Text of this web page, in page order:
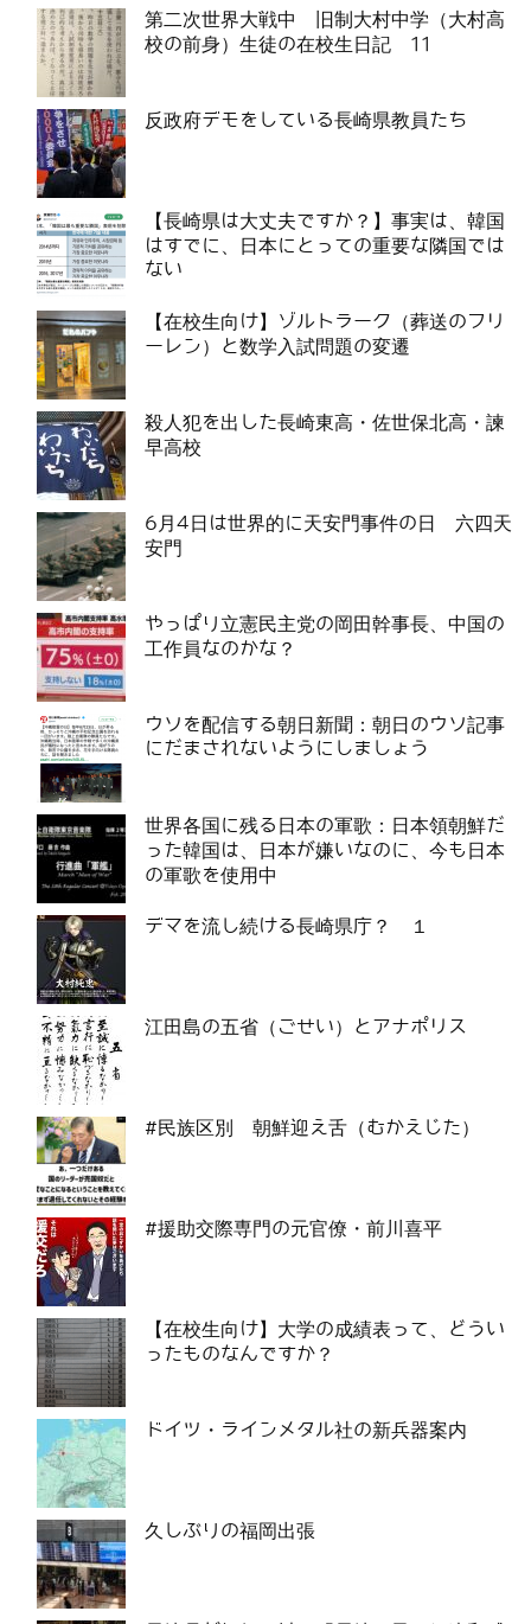
第二次世界大戦中 旧制大村中学（大村高
校の前身）生徒の在校生日記 11
反政府デモをしている長崎県教員たち
【長崎県は大丈夫ですか？】事実は、韓国
はすでに、日本にとっての重要な隣国では
ない
【在校生向け】ゾルトラーク（葬送のフリ
ーレン）と数学入試問題の変遷
殺人犯を出した長崎東高・佐世保北高・諫
早高校
6月4日は世界的に天安門事件の日 六四天
安門
やっぱり立憲民主党の岡田幹事長、中国の
工作員なのかな？
ウソを配信する朝日新聞：朝日のウソ記事
にだまされないようにしましょう
世界各国に残る日本の軍歌：日本領朝鮮だ
った韓国は、日本が嫌いなのに、今も日本
の軍歌を使用中
デマを流し続ける長崎県庁？ １
江田島の五省（ごせい）とアナポリス
#民族区別 朝鮮迎え舌（むかえじた）
#援助交際専門の元官僚・前川喜平
【在校生向け】大学の成績表って、どうい
ったものなんですか？
ドイツ・ラインメタル社の新兵器案内
久しぶりの福岡出張